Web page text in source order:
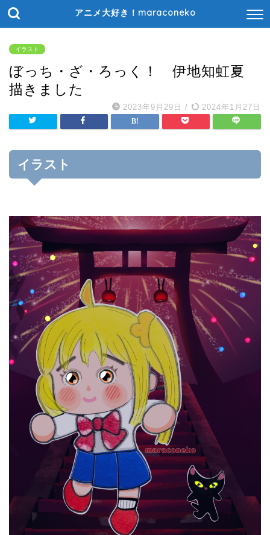
アニメ大好き！maraconeko
イラスト
ぼっち・ざ・ろっく！ 伊地知虹夏
描きました
2023年9月29日 / 2024年1月27日
イラスト